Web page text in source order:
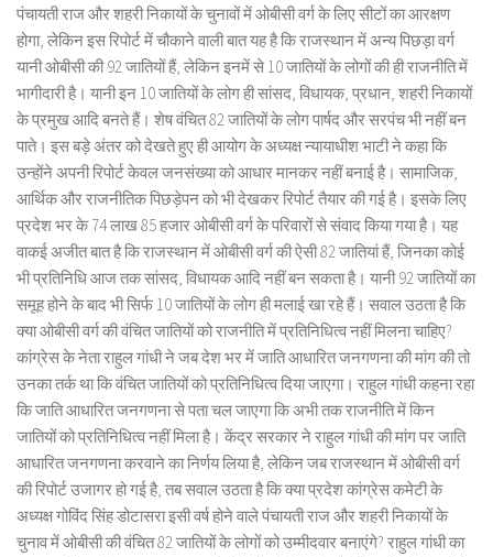
पंचायती राज और शहरी निकायों के चुनावों में ओबीसी वर्ग के लिए सीटों का आरक्षण
होगा, लेकिन इस रिपोर्ट में चौकाने वाली बात यह है कि राजस्थान में अन्य पिछड़ा वर्ग
यानी ओबीसी की 92 जातियों हैं, लेकिन इनमें से 10 जातियों के लोगों की ही राजनीति में
भागीदारी है। यानी इन 10 जातियों के लोग ही सांसद, विधायक, प्रधान, शहरी निकायों
के प्रमुख आदि बनते हैं। शेष वंचित 82 जातियों के लोग पार्षद और सरपंच भी नहीं बन
पाते। इस बड़े अंतर को देखते हुए ही आयोग के अध्यक्ष न्यायाधीश भाटी ने कहा कि
उन्होंने अपनी रिपोर्ट केवल जनसंख्या को आधार मानकर नहीं बनाई है। सामाजिक,
आर्थिक और राजनीतिक पिछड़ेपन को भी देखकर रिपोर्ट तैयार की गई है। इसके लिए
प्रदेश भर के 74 लाख 85 हजार ओबीसी वर्ग के परिवारों से संवाद किया गया है। यह
वाकई अजीत बात है कि राजस्थान में ओबीसी वर्ग की ऐसी 82 जातियां हैं, जिनका कोई
भी प्रतिनिधि आज तक सांसद, विधायक आदि नहीं बन सकता है। यानी 92 जातियों का
समूह होने के बाद भी सिर्फ 10 जातियों के लोग ही मलाई खा रहे हैं। सवाल उठता है कि
क्या ओबीसी वर्ग की वंचित जातियों को राजनीति में प्रतिनिधित्व नहीं मिलना चाहिए?
कांग्रेस के नेता राहुल गांधी ने जब देश भर में जाति आधारित जनगणना की मांग की तो
उनका तर्क था कि वंचित जातियों को प्रतिनिधित्व दिया जाएगा। राहुल गांधी कहना रहा
कि जाति आधारित जनगणना से पता चल जाएगा कि अभी तक राजनीति में किन
जातियों को प्रतिनिधित्व नहीं मिला है। केंद्र सरकार ने राहुल गांधी की मांग पर जाति
आधारित जनगणना करवाने का निर्णय लिया है, लेकिन जब राजस्थान में ओबीसी वर्ग
की रिपोर्ट उजागर हो गई है, तब सवाल उठता है कि क्या प्रदेश कांग्रेस कमेटी के
अध्यक्ष गोविंद सिंह डोटासरा इसी वर्ष होने वाले पंचायती राज और शहरी निकायों के
चुनाव में ओबीसी की वंचित 82 जातियों के लोगों को उम्मीदवार बनाएंगे? राहुल गांधी का